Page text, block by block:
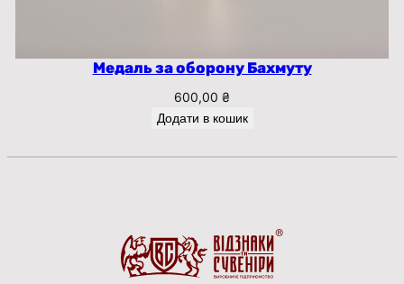
Медаль за оборону Бахмуту
600,00 ₴
Додати в кошик